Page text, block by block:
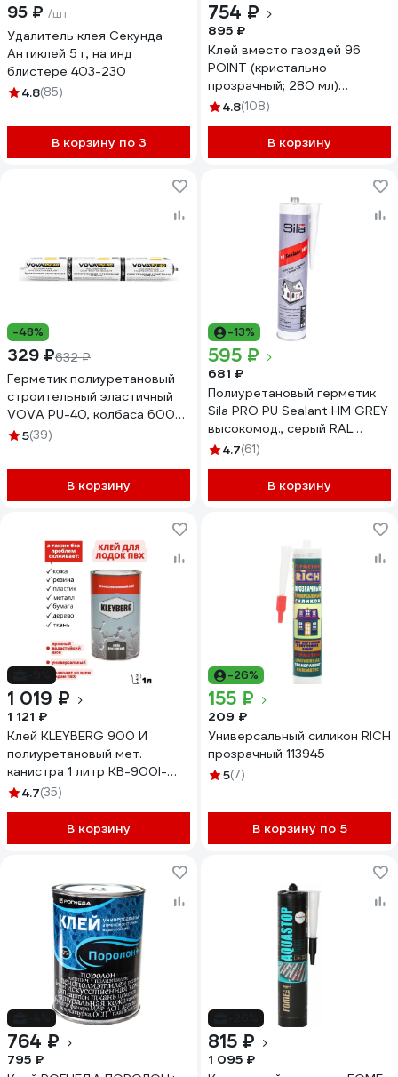
95 ₽ /шт
Удалитель клея Секунда
Антиклей 5 г, на инд
блистере 403-230
4.8(85)
В корзину по 3
754 ₽
895 ₽
Клей вместо гвоздей 96
POINT (кристально
прозрачный; 280 мл)
11601868
4.8(108)
В корзину
-48%
329 ₽632 ₽
Герметик полиуретановый
строительный эластичный
VOVA PU-40, колбаса 600
мл, 950 г, черный VO-
5(39)
В корзину
-13%
595 ₽
681 ₽
Полиуретановый герметик
Sila PRO PU Sealant HM GREY
высокомод., серый RAL
7004, 280 мл SLPUSG280
4.7(61)
В корзину
1 019 ₽
1 121 ₽
Клей KLEYBERG 900 И
полиуретановый мет.
канистра 1 литр KB-900I-
1000C 65686
4.7(35)
В корзину
-26%
155 ₽
209 ₽
Универсальный силикон RICH
прозрачный 113945
5(7)
В корзину по 5
764 ₽
795 ₽
815 ₽
1 095 ₽